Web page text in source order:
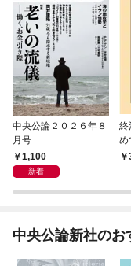
中央公論２０２６年８
月号
1,100
新着
め
中央公論新社のお